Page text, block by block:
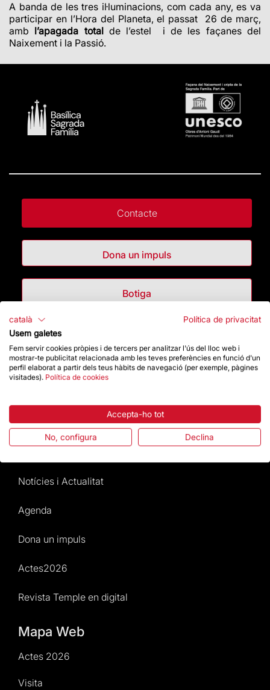
A banda de les tres il·luminacions, com cada any, es va
participar en l’Hora del Planeta, el passat 26 de març,
amb l’apagada total de l’estel i de les façanes del
Naixement i la Passió.
Contacte
Dona un impuls
Botiga
Destacats
La Fundació
Atenció al Visitant
Notícies i Actualitat
Agenda
Dona un impuls
Actes2026
Revista Temple en digital
Mapa Web
Actes 2026
Visita
català
Política de privacitat
Usem galetes
Fem servir cookies pròpies i de tercers per analitzar l'ús del lloc web i
mostrar-te publicitat relacionada amb les teves preferències en funció d'un
perfil elaborat a partir dels teus hàbits de navegació (per exemple, pàgines
visitades). Política de cookies
Accepta-ho tot
No, configura Declina